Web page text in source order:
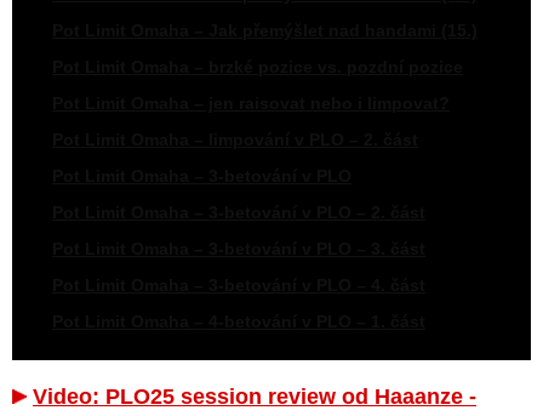
Video: PLO25 session review od Haaanze -